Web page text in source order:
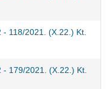
118/2021. (X.22.) Kt.
179/2021. (X.22.) Kt.